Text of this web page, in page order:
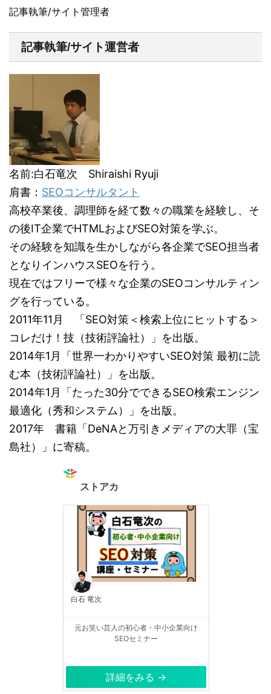
記事執筆/サイト管理者
記事執筆/サイト運営者
名前:白石竜次 Shiraishi Ryuji
肩書： SEOコンサルタント
高校卒業後、調理師を経て数々の職業を経験し、そ
の後IT企業でHTMLおよびSEO対策を学ぶ。
その経験を知識を生かしながら各企業でSEO担当者
となりインハウスSEOを行う。
現在ではフリーで様々な企業のSEOコンサルティン
グを行っている。
2011年11月 「SEO対策＜検索上位にヒットする＞
コレだけ！技（技術評論社）」を出版。
2014年1月「世界一わかりやすいSEO対策 最初に読
む本（技術評論社）」を出版。
2014年1月「たった30分でできるSEO検索エンジン
最適化（秀和システム）」を出版。
2017年 書籍「DeNAと万引きメディアの大罪（宝
島社）」に寄稿。
ストアカ
白石 竜次
元お笑い芸人の初心者・中小企業向け
SEOセミナー
詳細をみる →